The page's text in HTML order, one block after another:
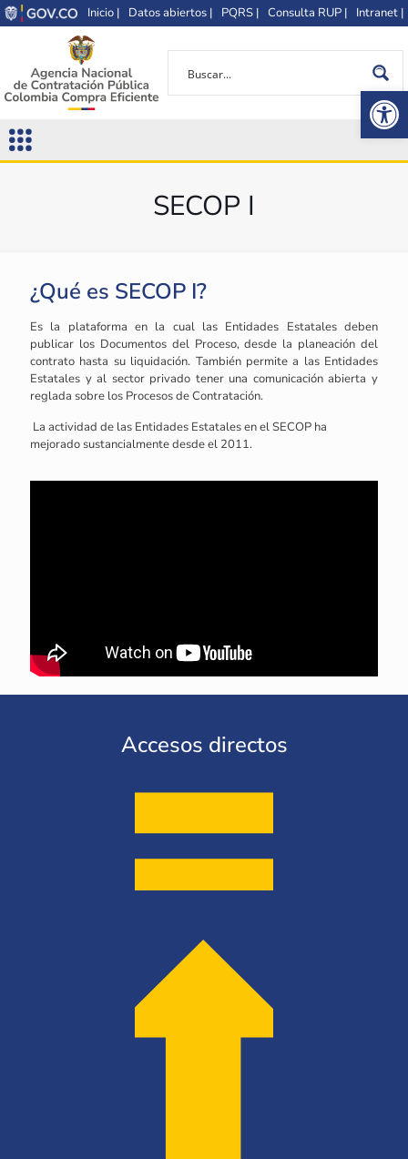
Inicio | Datos abiertos | PQRS | Consulta RUP | Intranet |
SECOP I
¿Qué es SECOP I?
Es la plataforma en la cual las Entidades Estatales deben
publicar los Documentos del Proceso, desde la planeación del
contrato hasta su liquidación. También permite a las Entidades
Estatales y al sector privado tener una comunicación abierta y
reglada sobre los Procesos de Contratación.
La actividad de las Entidades Estatales en el SECOP ha
mejorado sustancialmente desde el 2011.
Accesos directos